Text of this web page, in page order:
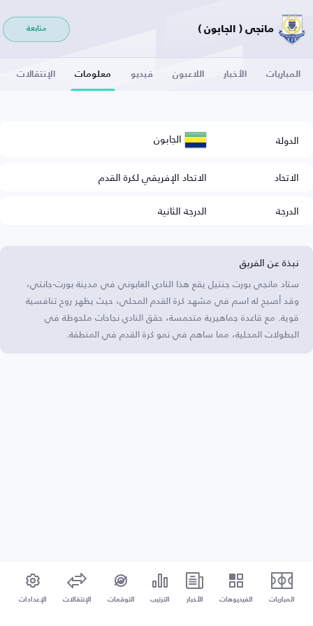
مانجي ( الجابون ) متابعة
المباريات الأخبار اللاعبون فيديو معلومات الإنتقالات
الدولة الجابون
الاتحاد
الاتحاد الإفريقي لكرة القدم
الدرجة
الدرجة الثانية
نبذة عن الفريق
ستاد مانجي بورت جنتيل يقع هذا النادي الغابوني في مدينة بورت-جانتي،
وقد أصبح له اسم في مشهد كرة القدم المحلي، حيث يظهر روح تنافسية
قوية. مع قاعدة جماهيرية متحمسة، حقق النادي نجاحات ملحوظة في
البطولات المحلية، مما ساهم في نمو كرة القدم في المنطقة.
المباريات الفيديوهات الأخبار الترتيب التوقعات الإنتقالات الإعدادات